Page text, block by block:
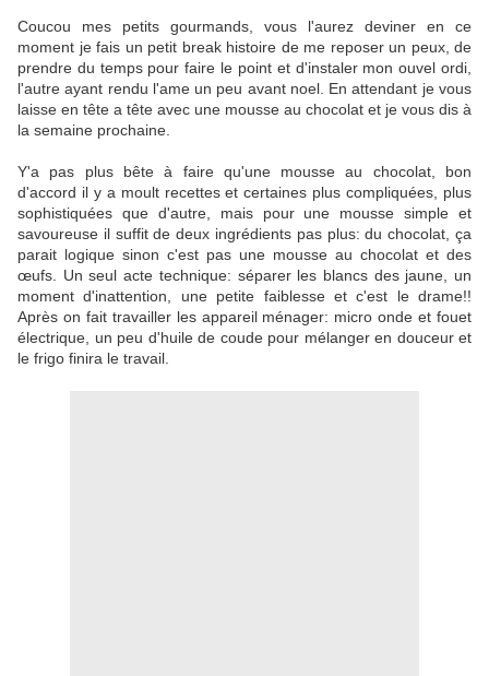
Coucou mes petits gourmands, vous l'aurez deviner en ce
moment je fais un petit break histoire de me reposer un peux, de
prendre du temps pour faire le point et d'instaler mon ouvel ordi,
l'autre ayant rendu l'ame un peu avant noel. En attendant je vous
laisse en tête a tête avec une mousse au chocolat et je vous dis à
la semaine prochaine.
Y'a pas plus bête à faire qu'une mousse au chocolat, bon
d'accord il y a moult recettes et certaines plus compliquées, plus
sophistiquées que d'autre, mais pour une mousse simple et
savoureuse il suffit de deux ingrédients pas plus: du chocolat, ça
parait logique sinon c'est pas une mousse au chocolat et des
œufs. Un seul acte technique: séparer les blancs des jaune, un
moment d'inattention, une petite faiblesse et c'est le drame!!
Après on fait travailler les appareil ménager: micro onde et fouet
électrique, un peu d'huile de coude pour mélanger en douceur et
le frigo finira le travail.